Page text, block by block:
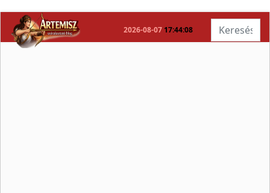
2026-08-07 17:44:08 Keresés...